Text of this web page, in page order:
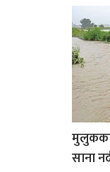
मुलुकका
साना